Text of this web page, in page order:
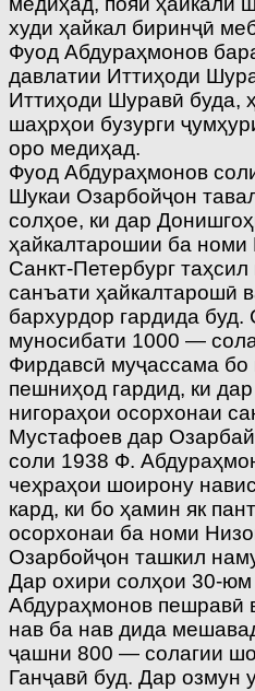
худи ҳайкал биринҷӣ
Фуод Абдураҳмонов
давлатии Иттиҳоди
Иттиҳоди Шуравӣ буда,
шаҳрҳои бузурги
оро медиҳад.
Фуод Абдураҳмонов
Шукаи Озарбойҷон
солҳое, ки дар
ҳайкалтарошии ба
Санкт-Петербург
санъати ҳайкалтарошӣ
бархурдор гардида
муносибати 1000 —
Фирдавсӣ муҷассама
пешниҳод гардид, ки
нигораҳои осорхонаи
Мустафоев дар
соли 1938 Ф.
чеҳраҳои шоирону
кард, ки бо ҳамин як
осорхонаи ба номи
Озарбойҷон ташкил
Дар охири солҳои 30-
Абдураҳмонов пешравӣ
нав ба нав дида
ҷашни 800 — солагии
Ганҷавӣ буд. Дар озмун